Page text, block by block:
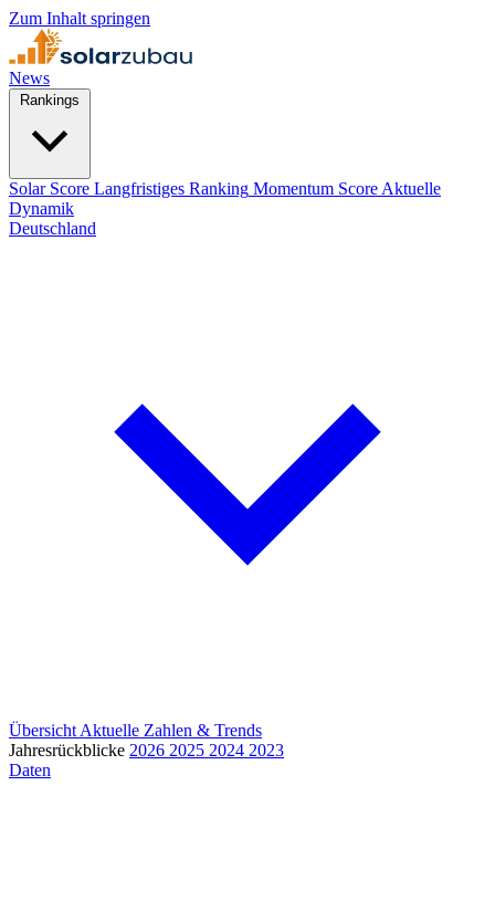
Zum Inhalt springen
News
Solar Score Langfristiges Ranking Momentum Score Aktuelle
Dynamik
Deutschland
Übersicht Aktuelle Zahlen & Trends
Jahresrückblicke 2026 2025 2024 2023
Daten